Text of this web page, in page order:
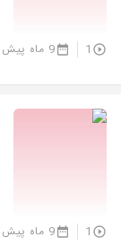
1 9 ماه پیش
1 9 ماه پیش